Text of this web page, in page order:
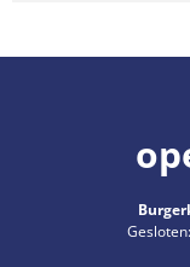
Klik om
Gesloten: